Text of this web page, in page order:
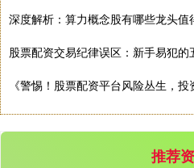
深度解析：算力概念股有哪些龙头值
股票配资交易纪律误区：新手易犯
《警惕！股票配资平台风险丛生，投
推荐